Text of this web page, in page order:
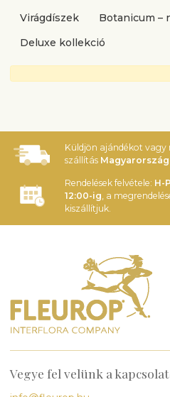
Virágdíszek
Botanicum –
Deluxe kollekció
Küldjön ajándékot vagy
szállítás
Rendelések felvétele: H-
12:00-ig, a
kiszállítjuk.
Vegye fel velünk a